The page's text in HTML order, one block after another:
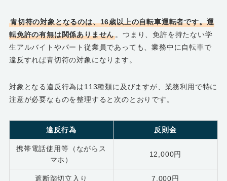
青切符の対象となるのは、16歳以上の自転車運転者です。運
転免許の有無は関係ありません。つまり、免許を持たない学
生アルバイトやパート従業員であっても、業務中に自転車で
違反すれば青切符の対象になります。
対象となる違反行為は113種類に及びますが、業務利用で特に
注意が必要なものを整理すると次のとおりです。
違反行為 反則金
携帯電話使用等（ながらス
マホ）
12,000円
遮断踏切立入り 7,000円